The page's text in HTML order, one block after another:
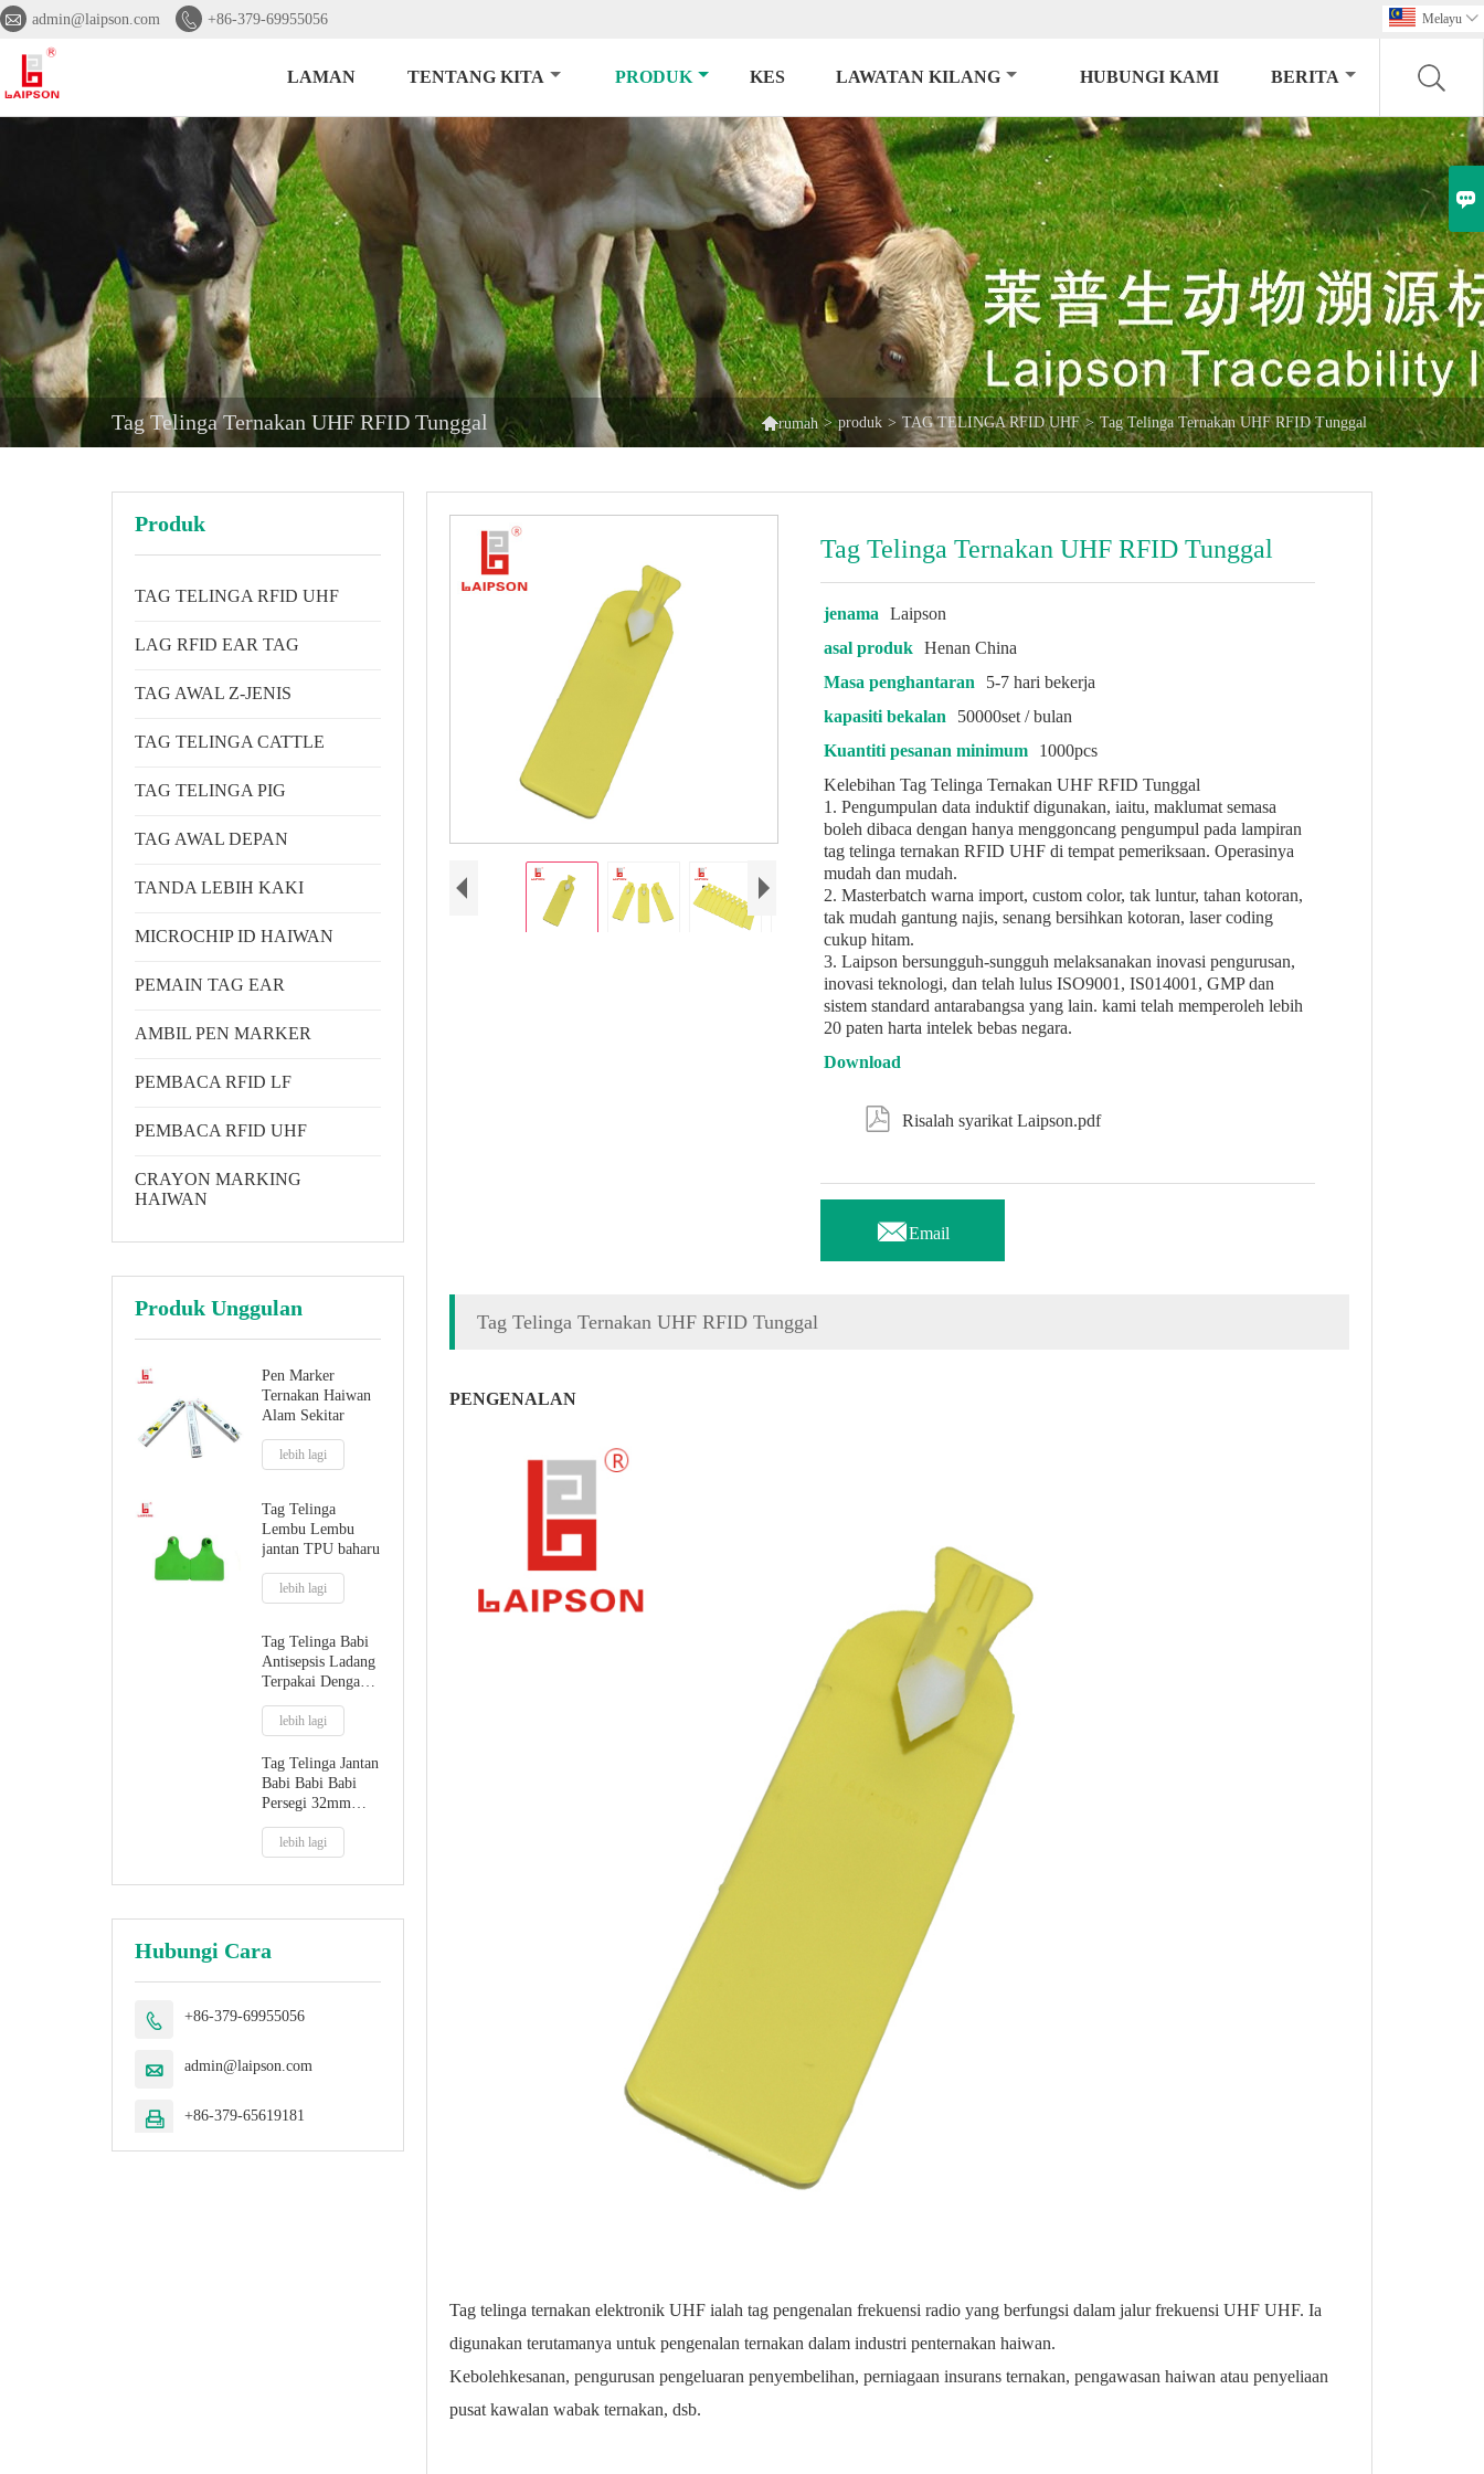
 admin@laipson.com  +86-379-69955056 Melayu 
LAMAN TENTANG KITA PRODUK KES LAWATAN KILANG HUBUNGI KAMI BERITA
Tag Telinga Ternakan UHF RFID Tunggal rumah > produk > TAG TELINGA RFID UHF > Tag Telinga Ternakan UHF RFID Tunggal
Produk
TAG TELINGA RFID UHF
LAG RFID EAR TAG
TAG AWAL Z-JENIS
TAG TELINGA CATTLE
TAG TELINGA PIG
TAG AWAL DEPAN
TANDA LEBIH KAKI
MICROCHIP ID HAIWAN
PEMAIN TAG EAR
AMBIL PEN MARKER
PEMBACA RFID LF
PEMBACA RFID UHF
CRAYON MARKING
HAIWAN
Produk Unggulan
Pen Marker
Ternakan Haiwan
Alam Sekitar
lebih lagi
Tag Telinga
Lembu Lembu
jantan TPU baharu
lebih lagi
Tag Telinga Babi
Antisepsis Ladang
Terpakai Dengan
Petua Plastik
lebih lagi
Tag Telinga Jantan
Babi Babi Babi
Persegi 32mm
Dengan Hujung
Logam
lebih lagi
Hubungi Cara
 +86-379-69955056
 admin@laipson.com
 +86-379-65619181
Tag Telinga Ternakan UHF RFID Tunggal
jenama
Laipson
asal produk
Henan China
Masa penghantaran
5-7 hari bekerja
kapasiti bekalan
50000set / bulan
Kuantiti pesanan minimum
1000pcs
Kelebihan Tag Telinga Ternakan UHF RFID Tunggal
1. Pengumpulan data induktif digunakan, iaitu, maklumat semasa
boleh dibaca dengan hanya menggoncang pengumpul pada lampiran
tag telinga ternakan RFID UHF di tempat pemeriksaan. Operasinya
mudah dan mudah.
2. Masterbatch warna import, custom color, tak luntur, tahan kotoran,
tak mudah gantung najis, senang bersihkan kotoran, laser coding
cukup hitam.
3. Laipson bersungguh-sungguh melaksanakan inovasi pengurusan,
inovasi teknologi, dan telah lulus ISO9001, IS014001, GMP dan
sistem standard antarabangsa yang lain. kami telah memperoleh lebih
20 paten harta intelek bebas negara.
Download
 Risalah syarikat Laipson.pdf
Email
Tag Telinga Ternakan UHF RFID Tunggal
PENGENALAN
Tag telinga ternakan elektronik UHF ialah tag pengenalan frekuensi radio yang berfungsi dalam jalur frekuensi UHF UHF. Ia
digunakan terutamanya untuk pengenalan ternakan dalam industri penternakan haiwan.
Kebolehkesanan, pengurusan pengeluaran penyembelihan, perniagaan insurans ternakan, pengawasan haiwan atau penyeliaan
pusat kawalan wabak ternakan, dsb.
